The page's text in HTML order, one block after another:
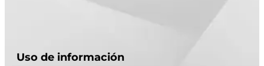
Uso de información